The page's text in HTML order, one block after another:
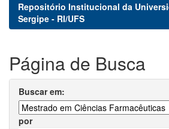
Repositório Institucional da
Sergipe - RI/UFS
Página de Busca
Buscar em:
por